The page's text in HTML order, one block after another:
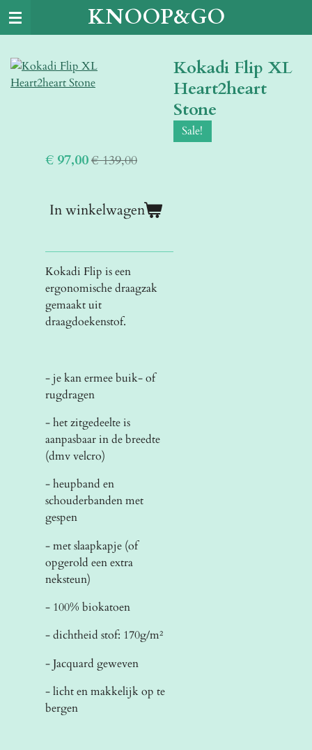
Ga
de
hoofdinhoud
KNOOP&GO
Kokadi Flip XL
Heart2heart
Stone
Sale!
€ 97,00€ 139,00
In winkelwagen
Kokadi Flip is een
ergonomische draagzak
gemaakt uit
draagdoekenstof.
- je kan ermee buik- of
rugdragen
- het zitgedeelte is
aanpasbaar in de breedte
(dmv velcro)
- heupband en
schouderbanden met
gespen
- met slaapkapje (of
opgerold een extra
neksteun)
- 100% biokatoen
- dichtheid stof: 170g/m²
- Jacquard geweven
- licht en makkelijk op te
bergen